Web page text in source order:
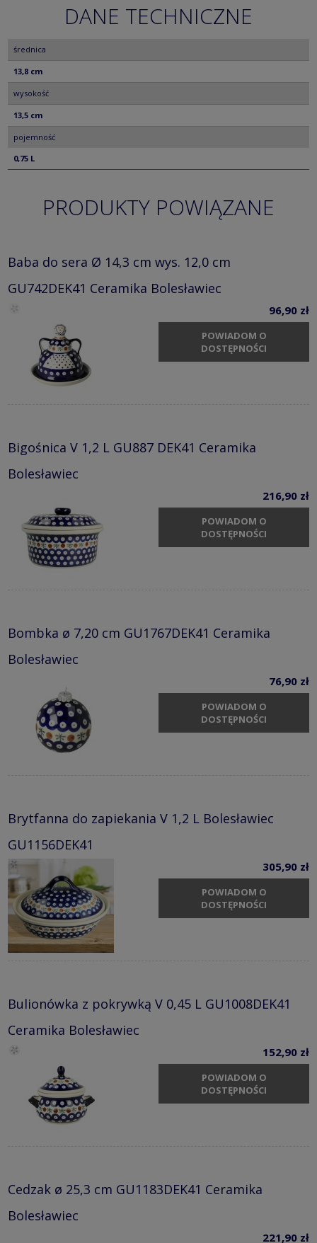
DANE TECHNICZNE
średnica
13,8 cm
wysokość
13,5 cm
pojemność
0,75 L
PRODUKTY POWIĄZANE
Baba do sera Ø 14,3 cm wys. 12,0 cm
GU742DEK41 Ceramika Bolesławiec
96,90 zł
POWIADOM O
DOSTĘPNOŚCI
Bigośnica V 1,2 L GU887 DEK41 Ceramika
Bolesławiec
216,90 zł
POWIADOM O
DOSTĘPNOŚCI
Bombka ø 7,20 cm GU1767DEK41 Ceramika
Bolesławiec
76,90 zł
POWIADOM O
DOSTĘPNOŚCI
Brytfanna do zapiekania V 1,2 L Bolesławiec
GU1156DEK41
305,90 zł
POWIADOM O
DOSTĘPNOŚCI
Bulionówka z pokrywką V 0,45 L GU1008DEK41
Ceramika Bolesławiec
152,90 zł
POWIADOM O
DOSTĘPNOŚCI
Cedzak ø 25,3 cm GU1183DEK41 Ceramika
Bolesławiec
221,90 zł